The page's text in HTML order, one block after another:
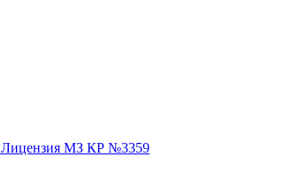
Лицензия МЗ КР №3359